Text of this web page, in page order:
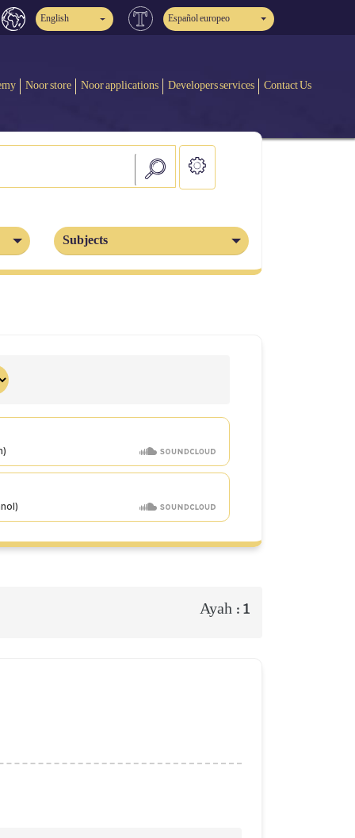
English Español europeo
Noor store Noor applications Developers services Contact Us
Subjects
Ayah : 1